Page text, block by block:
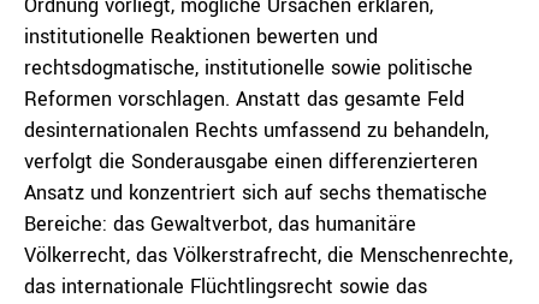
institutionelle Reaktionen bewerten und
rechtsdogmatische, institutionelle sowie politische
Reformen vorschlagen. Anstatt das gesamte Feld
desinternationalen Rechts umfassend zu behandeln,
verfolgt die Sonderausgabe einen differenzierteren
Ansatz und konzentriert sich auf sechs thematische
Bereiche: das Gewaltverbot, das humanitäre
Völkerrecht, das Völkerstrafrecht, die Menschenrechte,
das internationale Flüchtlingsrecht sowie das